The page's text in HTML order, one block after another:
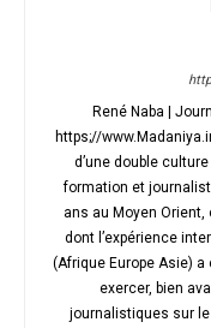
René Naba |
https;//
d’une double
formation et
ans au Moyen Orient,
dont l’expérience
(Afrique Europe Asie) a
exercer, bien
journalistiques sur le